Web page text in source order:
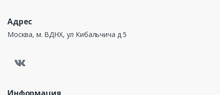
Адрес
Москва, м. ВДНХ, ул Кибальчича д 5